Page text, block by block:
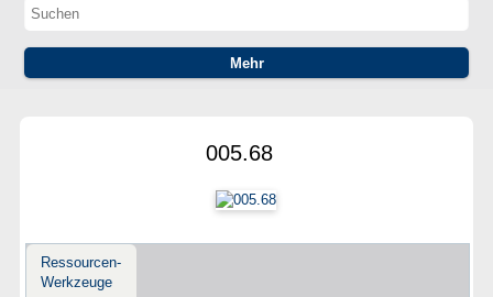
005.68
Ressourcen-
Werkzeuge